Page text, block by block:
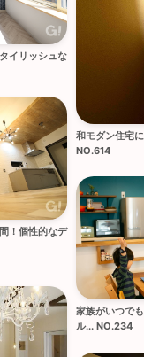
和モダン住宅
NO.614
イリッシュな
！個性的なデ
家族がいつで
ル... NO.234